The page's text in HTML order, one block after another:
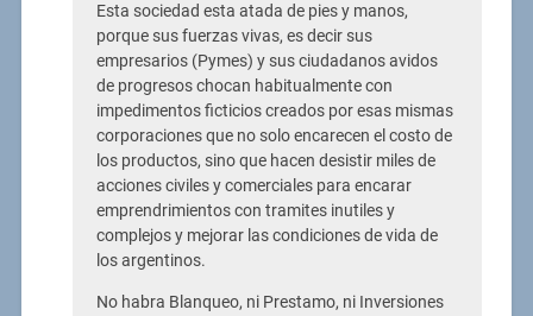
Esta sociedad esta atada de pies y manos,
porque sus fuerzas vivas, es decir sus
empresarios (Pymes) y sus ciudadanos avidos
de progresos chocan habitualmente con
impedimentos ficticios creados por esas mismas
corporaciones que no solo encarecen el costo de
los productos, sino que hacen desistir miles de
acciones civiles y comerciales para encarar
emprendrimientos con tramites inutiles y
complejos y mejorar las condiciones de vida de
los argentinos.
No habra Blanqueo, ni Prestamo, ni Inversiones